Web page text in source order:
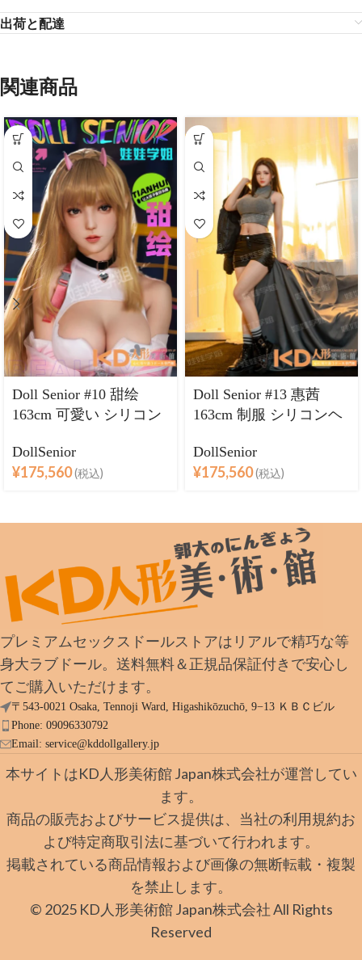
出荷と配達
関連商品
Doll Senior #10 甜绘
163cm 可愛い シリコン
ブドール巨乳
DollSenior
¥175,560(税込)
Doll Senior #13 惠茜
163cm 制服 シリコンヘ
ドール巨乳
DollSenior
¥175,560(税込)
プレミアムセックスドールストアはリアルで精巧な等
身大ラブドール。送料無料＆正規品保証付きで安心し
てご購入いただけます。
〒543-0021 Osaka, Tennoji Ward, Higashikōzuchō, 9−13 ＫＢＣビル
Phone: 09096330792
Email: service@kddollgallery.jp
本サイトはKD人形美術館 Japan株式会社が運営してい
ます。
商品の販売およびサービス提供は、当社の利用規約お
よび特定商取引法に基づいて行われます。
掲載されている商品情報および画像の無断転載・複製
を禁止します。
© 2025 KD人形美術館 Japan株式会社 All Rights
Reserved